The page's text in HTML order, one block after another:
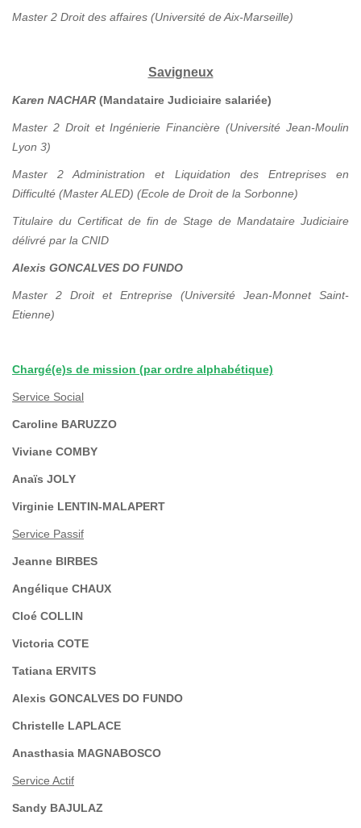
Master 2 Droit des affaires (Université de Aix-Marseille)
Savigneux
Karen NACHAR (Mandataire Judiciaire salariée)
Master 2 Droit et Ingénierie Financière (Université Jean-Moulin
Lyon 3)
Master 2 Administration et Liquidation des Entreprises en
Difficulté (Master ALED) (Ecole de Droit de la Sorbonne)
Titulaire du Certificat de fin de Stage de Mandataire Judiciaire
délivré par la CNID
Alexis GONCALVES DO FUNDO
Master 2 Droit et Entreprise (Université Jean-Monnet Saint-
Etienne)
Chargé(e)s de mission (par ordre alphabétique)
Service Social
Caroline BARUZZO
Viviane COMBY
Anaïs JOLY
Virginie LENTIN-MALAPERT
Service Passif
Jeanne BIRBES
Angélique CHAUX
Cloé COLLIN
Victoria COTE
Tatiana ERVITS
Alexis GONCALVES DO FUNDO
Christelle LAPLACE
Anasthasia MAGNABOSCO
Service Actif
Sandy BAJULAZ